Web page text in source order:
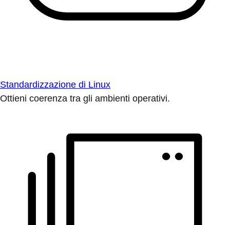
Standardizzazione di Linux
Ottieni coerenza tra gli ambienti operativi.